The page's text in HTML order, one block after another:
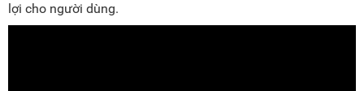
lợi cho người dùng.